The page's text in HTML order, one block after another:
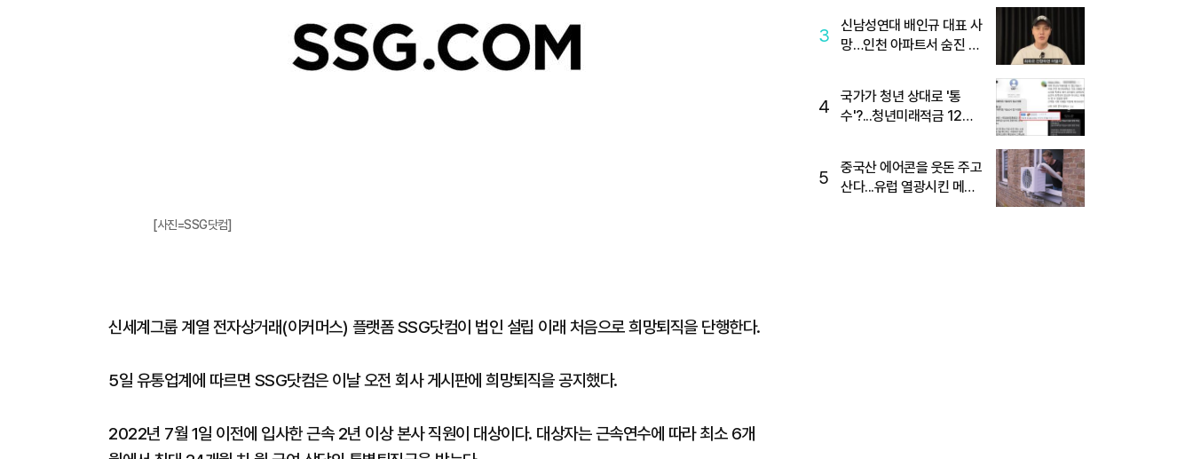
[사진=SSG닷컴]
신세계그룹 계열 전자상거래(이커머스) 플랫폼 SSG닷컴이 법인 설립 이래 처음으로 희망퇴직을 단행한다.
5일 유통업계에 따르면 SSG닷컴은 이날 오전 회사 게시판에 희망퇴직을 공지했다.
2022년 7월 1일 이전에 입사한 근속 2년 이상 본사 직원이 대상이다. 대상자는 근속연수에 따라 최소 6개
3
신남성연대 배인규 대표 사
망…인천 아파트서 숨진 채
4
국가가 청년 상대로 '통
수'?...청년미래적금 12%
5
중국산 에어콘을 웃돈 주고
산다...유럽 열광시킨 메이